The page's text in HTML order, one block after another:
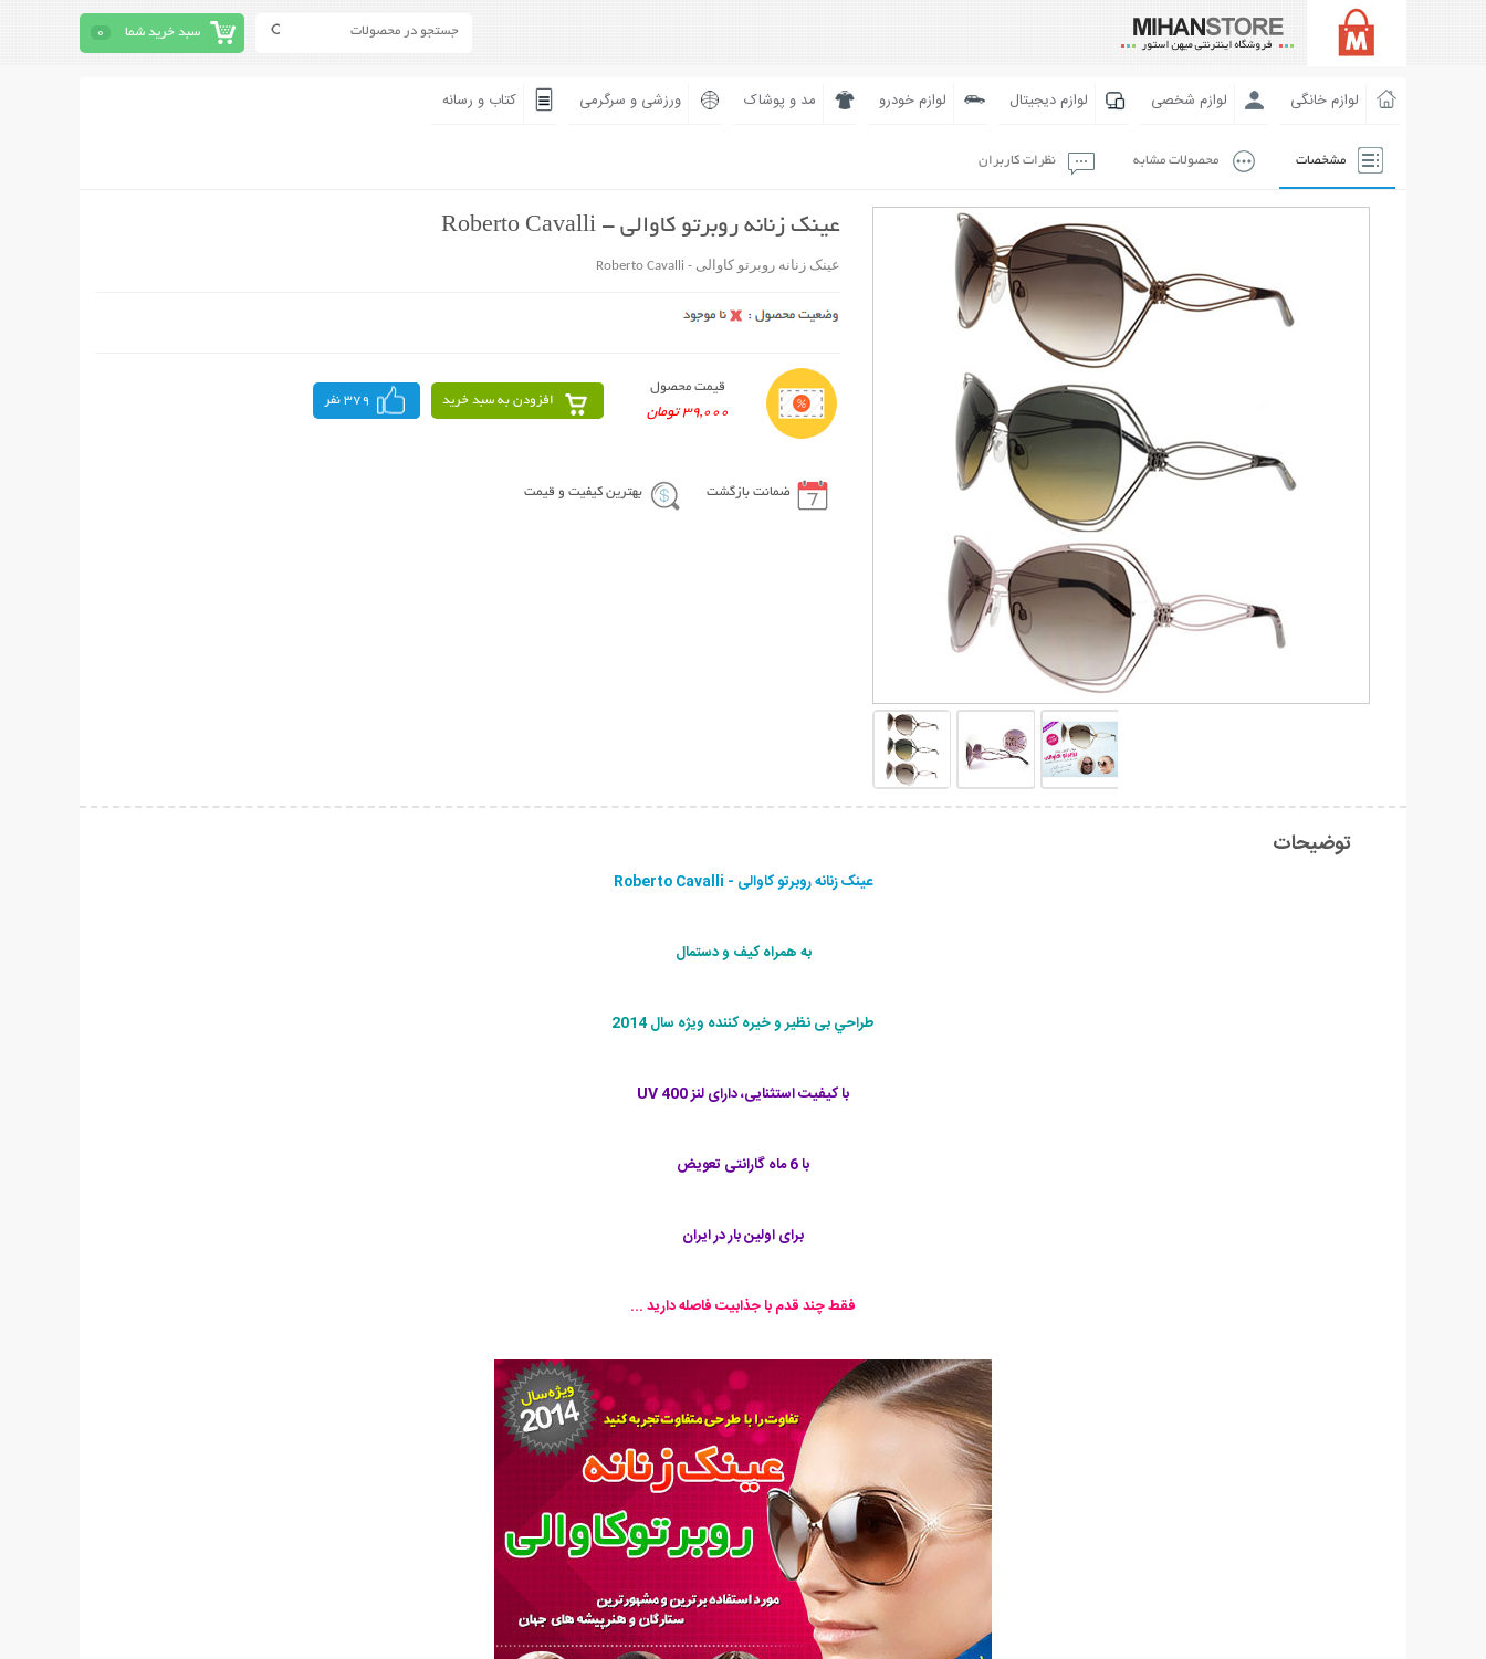
سبد خرید شما 0
لوازم خانگی لوازم شخصی لوازم دیجیتال لوازم خودرو مد و پوشاک ورزشی و سرگرمی کتاب و رسانه
مشخصات محصولات مشابه نظرات کاربران
عینک زنانه روبرتو کاوالی - Roberto Cavalli
عینک زنانه روبرتو کاوالی - Roberto Cavalli
قیمت محصول
39,000 تومان
افزودن به سبد خرید 379 نفر
ضمانت بازگشت بهترین کیفیت و قیمت
توضیحات
عینک زنانه روبرتو کاوالی - Roberto Cavalli
به همراه کیف و دستمال
طراحي بی نظیر و خیره کننده ویژه سال 2014
با کیفیت استثنایی، دارای لنز UV 400
با 6 ماه گارانتی تعویض
برای اولین بار در ایران
فقط چند قدم با جذابيت فاصله داريد ...